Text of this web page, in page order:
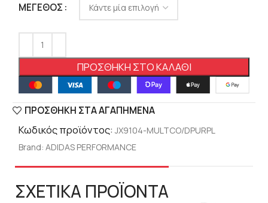
ΜΈΓΕΘΟΣ
ΠΡΟΣΘΉΚΗ ΣΤΟ ΚΑΛΆΘΙ
ΠΡΟΣΘΉΚΗ ΣΤΑ ΑΓΑΠΗΜΈΝΑ
Κωδικός προϊόντος:JX9104-MULTCO/DPURPL
Brand: ADIDAS PERFORMANCE
ΣΧΕΤΙΚΑ ΠΡΟΪΟΝΤΑ